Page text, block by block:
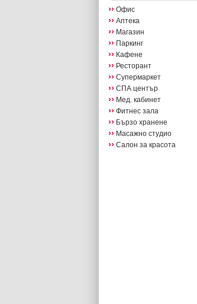
›› Офис
›› Аптека
›› Магазин
›› Паркинг
›› Кафене
›› Ресторант
›› Супермаркет
›› СПА център
›› Мед. кабинет
›› Фитнес зала
›› Бързо хранене
›› Масажно студио
›› Салон за красота